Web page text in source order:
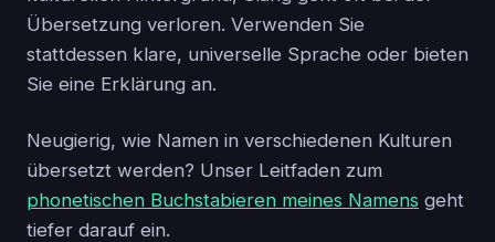
Übersetzung verloren. Verwenden Sie
stattdessen klare, universelle Sprache oder bieten
Sie eine Erklärung an.
Neugierig, wie Namen in verschiedenen Kulturen
übersetzt werden? Unser Leitfaden zum
phonetischen Buchstabieren meines Namens geht
tiefer darauf ein.